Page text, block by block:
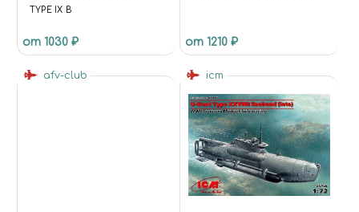
TYPE IX B
от 1030 ₽ от 1210 ₽
afv-club icm